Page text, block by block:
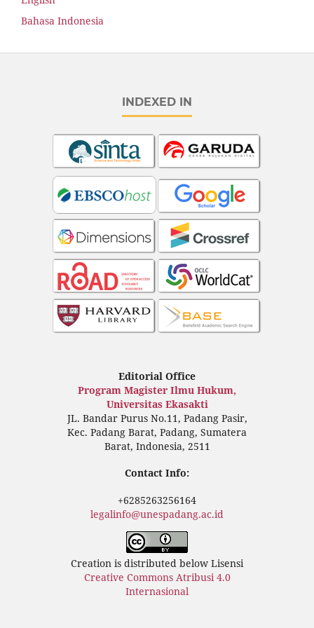
Bahasa Indonesia
INDEXED IN
Editorial Office
Program Magister Ilmu Hukum,
Universitas Ekasakti
JL. Bandar Purus No.11, Padang Pasir,
Kec. Padang Barat, Padang, Sumatera
Barat, Indonesia, 2511
Contact Info:
+6285263256164
legalinfo@unespadang.ac.id
Creation is distributed below Lisensi
Creative Commons Atribusi 4.0
Internasional